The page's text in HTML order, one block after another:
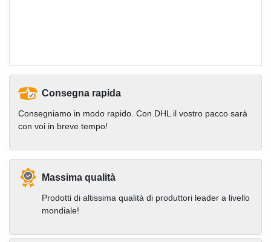
Consegna rapida
Consegniamo in modo rapido. Con DHL il vostro pacco sarà
con voi in breve tempo!
Massima qualità
Prodotti di altissima qualità di produttori leader a livello
mondiale!